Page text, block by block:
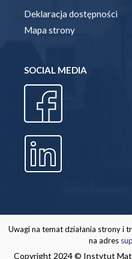
Deklaracja dostępności
Mapa strony
SOCIAL MEDIA
Uwagi na temat działania strony i
na adres
Copyright 2024 © Instytut